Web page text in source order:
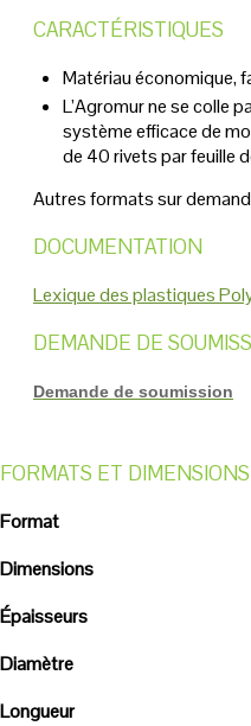
CARACTÉRISTIQUES
Matériau économique,
L’Agromur ne se colle
système efficace de
de 40 rivets par feuille
Autres formats sur
DOCUMENTATION
Lexique des plastiques
DEMANDE DE
Demande de soumission
FORMATS ET
Format
Dimensions
Épaisseurs
Diamètre
Longueur